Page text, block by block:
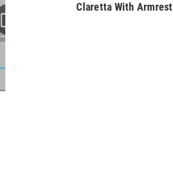
Claretta With Armrest